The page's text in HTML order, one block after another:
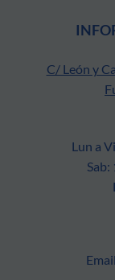
C/ León y
Lun a